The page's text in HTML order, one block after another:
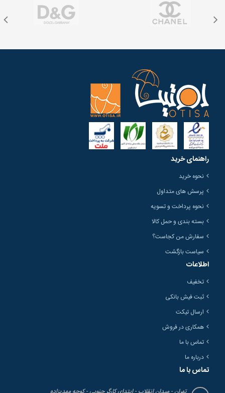
راهنمای خرید
نحوه خرید
پرسش های متداول
نحوه پرداخت و تسویه
بسته بندی و حمل کالا
سفارش من کجاست؟
سیاست بازگشت
اطلاعات
تخفیف
ثبت فیش بانکی
ارسال تیکت
همکاری در فروش
تماس با ما
درباره ما
تماس با ما